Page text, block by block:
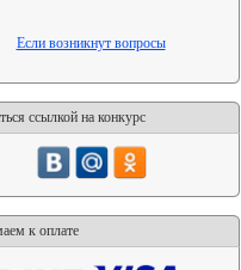
Если возникнут вопросы
ссылкой на конкурс
к оплате